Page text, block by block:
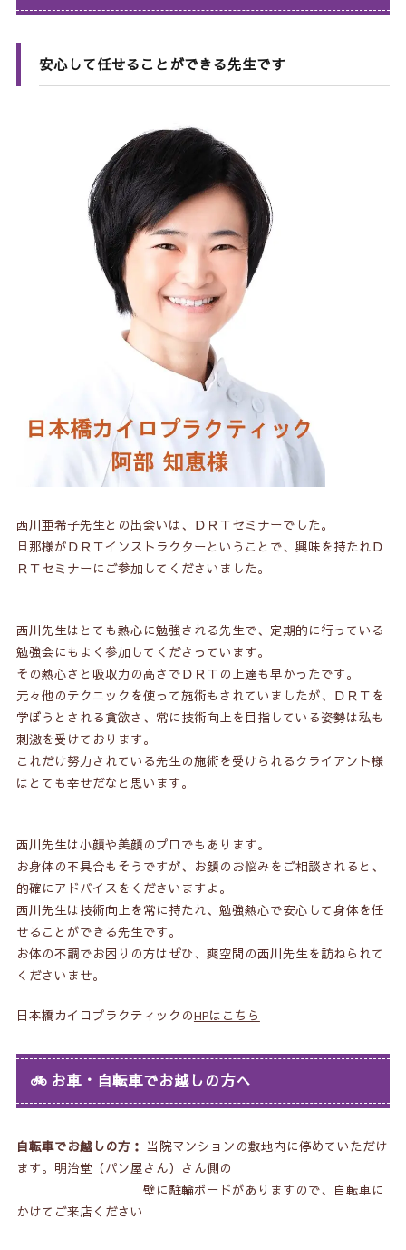
安心して任せることができる先生です
西川亜希子先生との出会いは、ＤＲＴセミナーでした。
旦那様がＤＲＴインストラクターということで、興味を持たれＤ
ＲＴセミナーにご参加してくださいました。
西川先生はとても熱心に勉強される先生で、定期的に行っている
勉強会にもよく参加してくださっています。
その熱心さと吸収力の高さでＤＲＴの上達も早かったです。
元々他のテクニックを使って施術もされていましたが、ＤＲＴを
学ぼうとされる貪欲さ、常に技術向上を目指している姿勢は私も
刺激を受けております。
これだけ努力されている先生の施術を受けられるクライアント様
はとても幸せだなと思います。
西川先生は小顔や美顔のプロでもあります。
お身体の不具合もそうですが、お顔のお悩みをご相談されると、
的確にアドバイスをくださいますよ。
西川先生は技術向上を常に持たれ、勉強熱心で安心して身体を任
せることができる先生です。
お体の不調でお困りの方はぜひ、爽空間の西川先生を訪ねられて
くださいませ。
日本橋カイロプラクティックのHPはこちら
🚲 お車・自転車でお越しの方へ
自転車でお越しの方： 当院マンションの敷地内に停めていただけ
ます。明治堂（パン屋さん）さん側の
壁に駐輪ボードがありますので、自転車に
かけてご来店ください